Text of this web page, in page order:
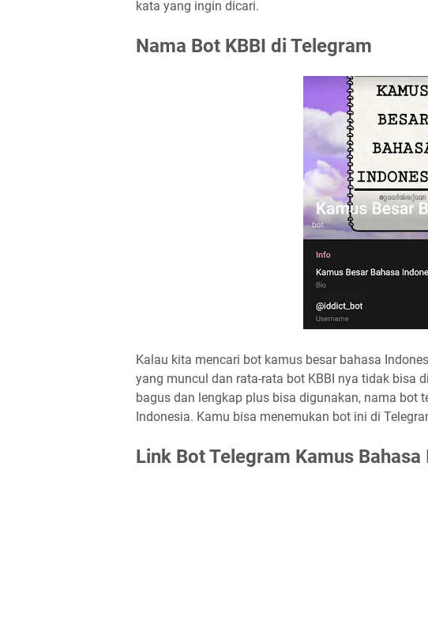
kata yang ingin dicari.
Nama Bot KBBI di Telegram
Kalau kita mencari bot kamus besar bahasa
yang muncul dan rata-rata bot KBBI nya tidak bisa
bagus dan lengkap plus bisa digunakan, nama bot
Indonesia. Kamu bisa menemukan bot ini di
Link Bot Telegram Kamus Bahasa